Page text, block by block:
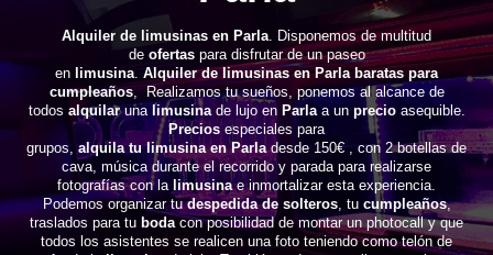
Alquiler de limusinas en Parla. Disponemos de multitud
de ofertas para disfrutar de un paseo
en limusina. Alquiler de limusinas en Parla baratas para
cumpleaños, Realizamos tu sueños, ponemos al alcance de
todos alquilaruna limusina de lujo en Parla a un precioasequible.
Precios especiales para
grupos,alquila tu limusina en Parladesde 150€ , con 2 botellas de
cava, música durante el recorrido y parada para realizarse
fotografías con la limusinae inmortalizar esta experiencia.
Podemos organizar tudespedida de solteros, tu cumpleaños,
traslados para tu boda con posibilidad de montar un photocall y que
todos los asistentes se realicen una foto teniendo como telón de